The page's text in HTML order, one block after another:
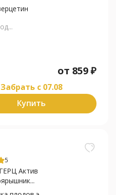
от 859₽
Забрать c 07.08
Купить
5
Актив